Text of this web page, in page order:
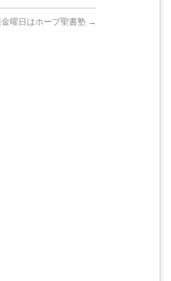
曜日はホープ聖書塾 →